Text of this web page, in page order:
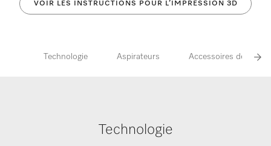
VOIR LES INSTRUCTIONS POUR L’IMPRESSION 3D
Technologie Aspirateurs Accessoires de
Technologie